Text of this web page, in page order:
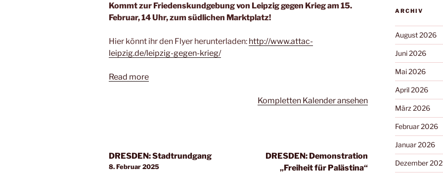
Kommt zur Friedenskundgebung von Leipzig gegen Krieg am 15.
Februar, 14 Uhr, zum südlichen Marktplatz!
Hier könnt ihr den Flyer herunterladen: http://www.attac-
leipzig.de/leipzig-gegen-krieg/
Read more
Kompletten Kalender ansehen
DRESDEN: Stadtrundgang
8. Februar 2025
DRESDEN: Demonstration
„Freiheit für Palästina“
ARCHIV
August 2026
Juni 2026
Mai 2026
April 2026
März 2026
Februar 2026
Januar 2026
Dezember